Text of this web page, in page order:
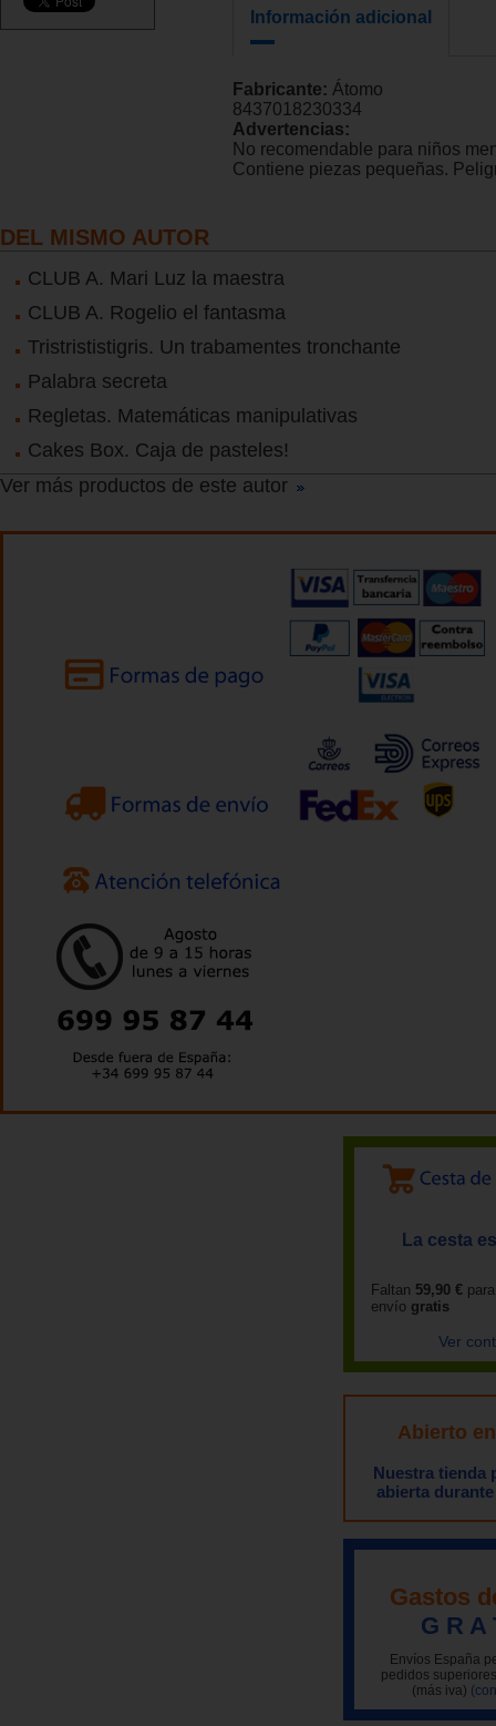
Información adicional
Fabricante: Átomo
8437018230334
Advertencias:
No recomendable para niños
Contiene piezas pequeñas.
DEL MISMO AUTOR
CLUB A. Mari Luz la maestra
CLUB A. Rogelio el fantasma
Tristrististigris. Un trabamentes tronchante
Palabra secreta
Regletas. Matemáticas manipulativas
Cakes Box. Caja de pasteles!
Ver más productos de este autor
La cesta
Faltan 59,90 €
envío gratis
Ver
Abierto
Nuestra tienda
abierta
Gastos
G R A
Envíos España
pedidos
(más iva)